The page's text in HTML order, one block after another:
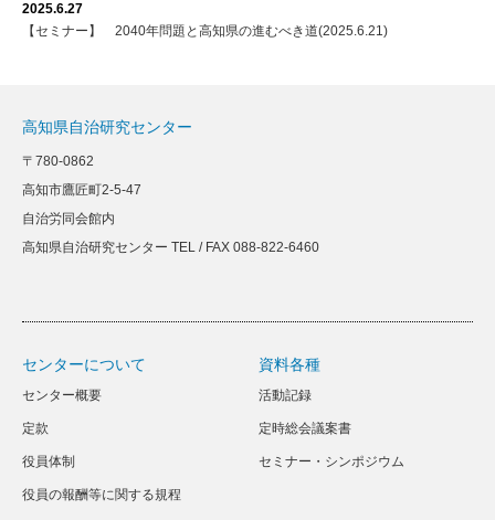
2025.6.27
【セミナー】 2040年問題と高知県の進むべき道(2025.6.21)
高知県自治研究センター
〒780-0862
高知市鷹匠町2-5-47
自治労同会館内
高知県自治研究センター TEL / FAX 088-822-6460
センターについて
センター概要
定款
役員体制
役員の報酬等に関する規程
資料各種
活動記録
定時総会議案書
セミナー・シンポジウム